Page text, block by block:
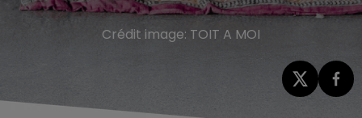
Crédit image: TOIT A MOI